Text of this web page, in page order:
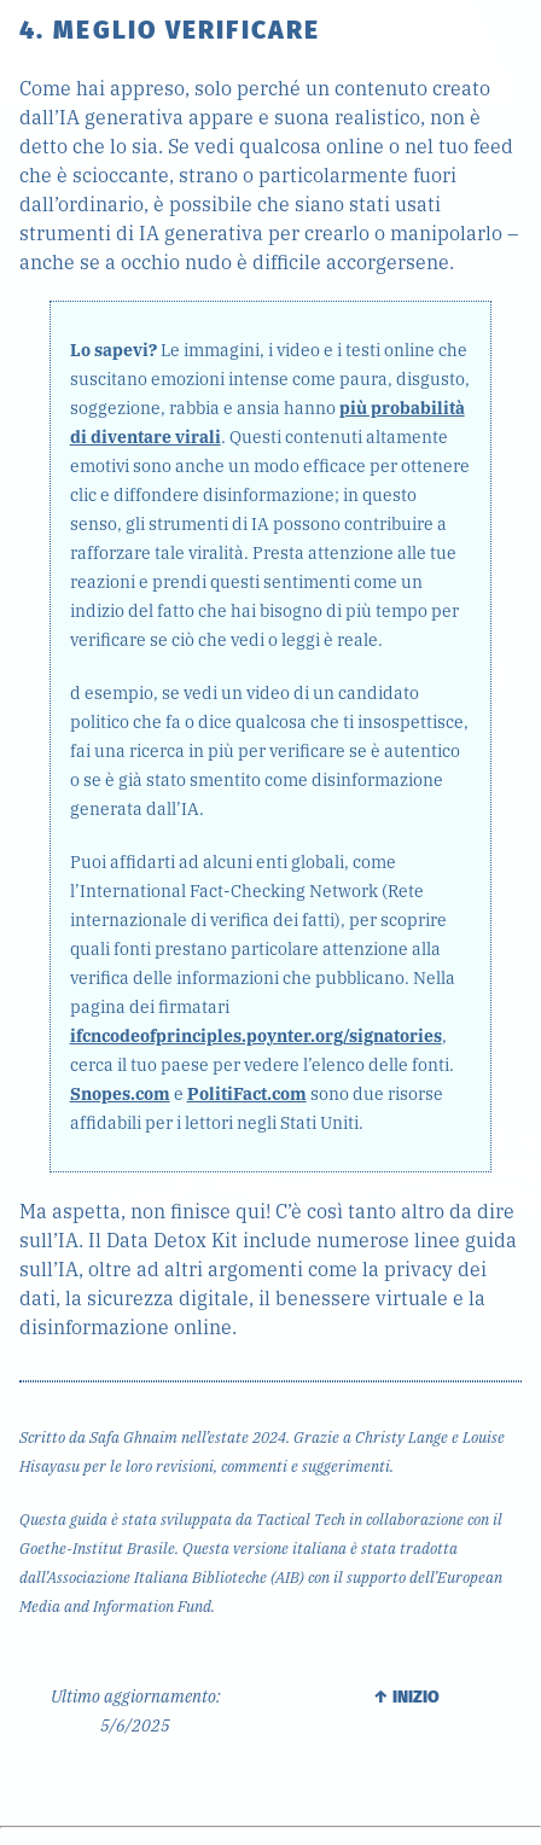
4. MEGLIO VERIFICARE
Come hai appreso, solo perché un contenuto creato
dall’IA generativa appare e suona realistico, non è
detto che lo sia. Se vedi qualcosa online o nel tuo feed
che è scioccante, strano o particolarmente fuori
dall’ordinario, è possibile che siano stati usati
strumenti di IA generativa per crearlo o manipolarlo –
anche se a occhio nudo è difficile accorgersene.
Lo sapevi?Le immagini, i video e i testi online che
suscitano emozioni intense come paura, disgusto,
soggezione, rabbia e ansia hannopiù probabilità
di diventare virali. Questi contenuti altamente
emotivi sono anche un modo efficace per ottenere
clic e diffondere disinformazione; in questo
senso, gli strumenti di IA possono contribuire a
rafforzare tale viralità. Presta attenzione alle tue
reazioni e prendi questi sentimenti come un
indizio del fatto che hai bisogno di più tempo per
verificare se ciò che vedi o leggi è reale.
d esempio, se vedi un video di un candidato
politico che fa o dice qualcosa che ti insospettisce,
fai una ricerca in più per verificare se è autentico
o se è già stato smentito come disinformazione
generata dall’IA.
Puoi affidarti ad alcuni enti globali, come
l’International Fact-Checking Network (Rete
internazionale di verifica dei fatti), per scoprire
quali fonti prestano particolare attenzione alla
verifica delle informazioni che pubblicano. Nella
pagina dei firmatari
ifcncodeofprinciples.poynter.org/signatories,
cerca il tuo paese per vedere l’elenco delle fonti.
Snopes.come PolitiFact.comsono due risorse
affidabili per i lettori negli Stati Uniti.
Ma aspetta, non finisce qui! C’è così tanto altro da dire
sull’IA. Il Data Detox Kit include numerose linee guida
sull’IA, oltre ad altri argomenti come la privacy dei
dati, la sicurezza digitale, il benessere virtuale e la
disinformazione online.
Scritto da Safa Ghnaim nell’estate 2024. Grazie a Christy Lange e Louise
Hisayasu per le loro revisioni, commenti e suggerimenti.
Questa guida è stata sviluppata da Tactical Tech in collaborazione con il
Goethe-Institut Brasile. Questa versione italiana è stata tradotta
dall’Associazione Italiana Biblioteche (AIB) con il supporto dell’European
Media and Information Fund.
Ultimo aggiornamento:
5/6/2025
↑ INIZIO